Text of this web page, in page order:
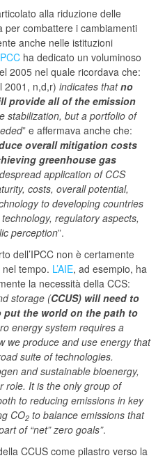
alla riduzione delle
per combattere i cambiamenti
anche nelle istituzioni
ha dedicato un voluminoso
2005 nel quale ricordava che:
2001, n,d,r) indicates thatno
provide all of the emission
stabilization, but a portfolio of
” e affermava anche che:
overall mitigation costs
greenhouse gas
application of CCS
costs, overall potential,
to developing countries
regulatory aspects,
perception”.
dell’IPCC non è certamente
tempo. L’AIE, ad esempio, ha
la necessità della CCS:
storage (CCUS) will need to
the world on the path to
energy system requires a
we produce and use energy that
suite of technologies.
and sustainable bioenergy,
role. It is the only group of
to reducing emissions in key
CO2 to balance emissions that
of “net” zero goals”.
CCUS come pilastro verso la